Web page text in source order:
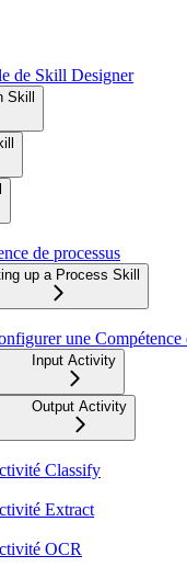
de Skill Designer
de processus
up a Process Skill
une Compétence
Input Activity
Output Activity
Classify
Extract
OCR